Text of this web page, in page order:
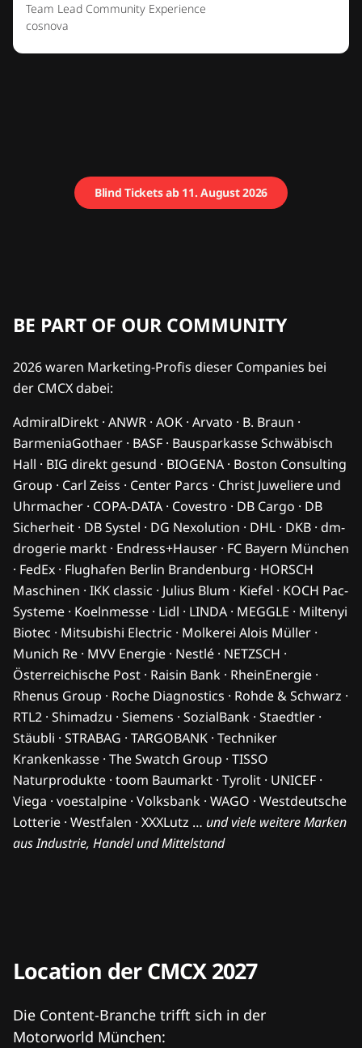
Team Lead Community Experience
cosnova
Blind Tickets ab 11. August 2026
BE PART OF OUR COMMUNITY
2026 waren Marketing-Profis dieser Companies bei
der CMCX dabei:
AdmiralDirekt · ANWR · AOK · Arvato · B. Braun ·
BarmeniaGothaer · BASF · Bausparkasse Schwäbisch
Hall · BIG direkt gesund · BIOGENA · Boston Consulting
Group · Carl Zeiss · Center Parcs · Christ Juweliere und
Uhrmacher · COPA-DATA · Covestro · DB Cargo · DB
Sicherheit · DB Systel · DG Nexolution · DHL · DKB · dm-
drogerie markt · Endress+Hauser · FC Bayern München
· FedEx · Flughafen Berlin Brandenburg · HORSCH
Maschinen · IKK classic · Julius Blum · Kiefel · KOCH Pac-
Systeme · Koelnmesse · Lidl · LINDA · MEGGLE · Miltenyi
Biotec · Mitsubishi Electric · Molkerei Alois Müller ·
Munich Re · MVV Energie · Nestlé · NETZSCH ·
Österreichische Post · Raisin Bank · RheinEnergie ·
Rhenus Group · Roche Diagnostics · Rohde & Schwarz ·
RTL2 · Shimadzu · Siemens · SozialBank · Staedtler ·
Stäubli · STRABAG · TARGOBANK · Techniker
Krankenkasse · The Swatch Group · TISSO
Naturprodukte · toom Baumarkt · Tyrolit · UNICEF ·
Viega · voestalpine · Volksbank · WAGO · Westdeutsche
Lotterie · Westfalen · XXXLutz … und viele weitere Marken
aus Industrie, Handel und Mittelstand
Location der CMCX 2027
Die Content-Branche trifft sich in der
Motorworld München: